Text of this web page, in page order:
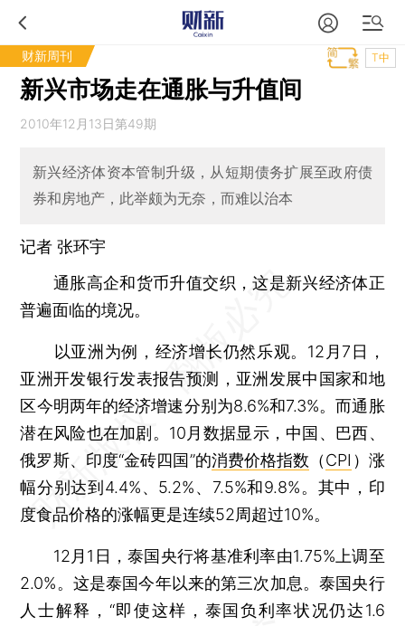
财新周刊 T中
新兴市场走在通胀与升值间
2010年12月13日第49期
新兴经济体资本管制升级，从短期债务扩展至政府债
券和房地产，此举颇为无奈，而难以治本
记者张环宇
通胀高企和货币升值交织，这是新兴经济体正
普遍面临的境况。
以亚洲为例，经济增长仍然乐观。12月7日，
亚洲开发银行发表报告预测，亚洲发展中国家和地
区今明两年的经济增速分别为8.6%和7.3%。而通胀
潜在风险也在加剧。10月数据显示，中国、巴西、
俄罗斯、印度“金砖四国”的消费价格指数 （CPI ）涨
幅分别达到4.4%、5.2%、7.5%和9.8%。其中，印
度食品价格的涨幅更是连续52周超过10%。
12月1日，泰国央行将基准利率由1.75%上调至
2.0%。这是泰国今年以来的第三次加息。泰国央行
人士解释，“即使这样，泰国负利率状况仍达1.6